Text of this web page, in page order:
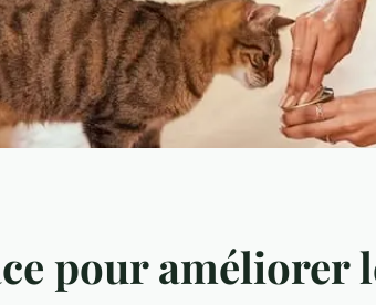
pour améliorer